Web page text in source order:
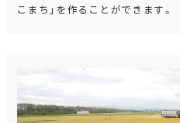
こまち」を作ることができます。